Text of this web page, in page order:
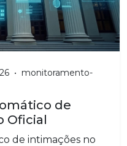
• monitoramento-
de
Oficial
de intimações no